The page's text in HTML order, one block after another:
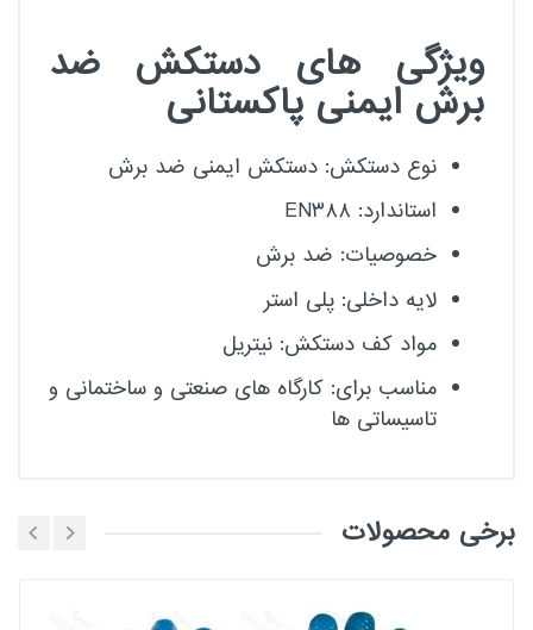
ویژگی های دستکش ضد
برش ایمنی پاکستانی
نوع دستکش: دستکش ایمنی ضد برش
استاندارد: EN۳۸۸
خصوصیات: ضد برش
لایه داخلی: پلی استر
مواد کف دستکش: نیتریل
مناسب برای: کارگاه های صنعتی و ساختمانی و
تاسیساتی ها
برخی محصولات